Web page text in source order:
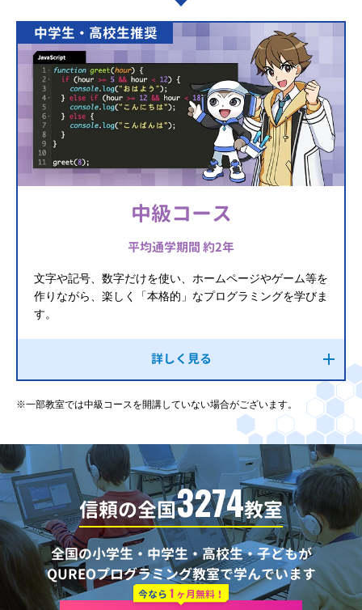
中学生・高校生推奨
中級コース
平均通学期間 約2年
文字や記号、数字だけを使い、ホームページやゲーム等を
作りながら、楽しく「本格的」なプログラミングを学びま
す。
詳しく見る
※一部教室では中級コースを開講していない場合がございます。
信頼の全国3274教室
全国の小学生・中学生・高校生・子どもが
QUREOプログラミング教室で学んでいます
今なら 1 ヶ月無料！